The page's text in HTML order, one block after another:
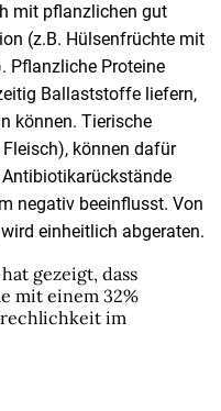
mit pflanzlichen gut
(z.B. Hülsenfrüchte mit
Pflanzliche Proteine
Ballaststoffe liefern,
können. Tierische
können dafür
negativ beeinflusst. Von
einheitlich abgeraten.
gezeigt, dass
mit einem 32%
im